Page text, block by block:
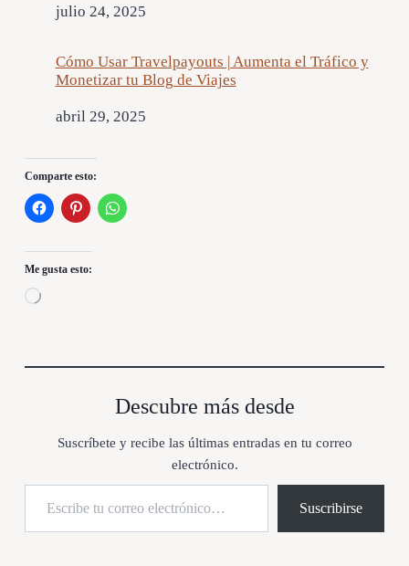
Fecha
julio 24, 2025
Cómo Usar Travelpayouts | Aumenta el Tráfico y
Monetizar tu Blog de Viajes
Fecha
abril 29, 2025
Comparte esto:
Me gusta esto:
C
a
Descubre más desde
Suscríbete y recibe las últimas entradas en tu correo
electrónico.
Escribe tu correo electrónico…
Suscribirse